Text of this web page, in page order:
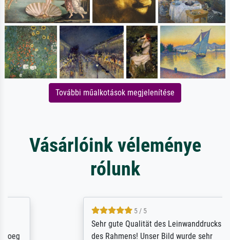
További műalkotások megjelenítése
Vásárlóink véleménye
rólunk
5 / 5
Sehr gute Qualität des Leinwanddrucks und
des Rahmens! Unser Bild wurde sehr